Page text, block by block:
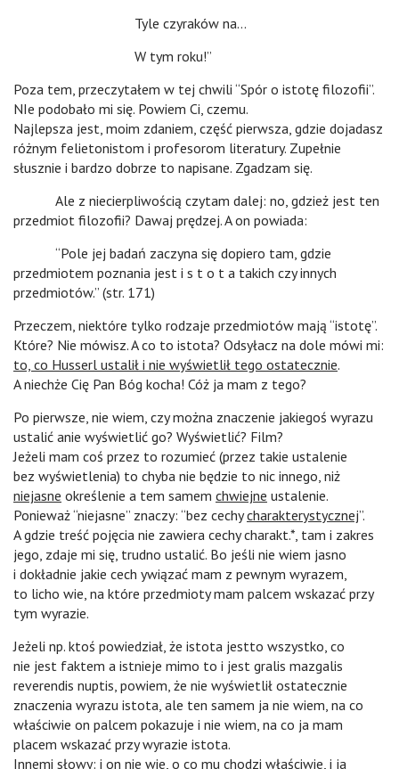
Tyle czyraków na…
W tym roku!”
Poza tem, przeczytałem w tej chwili “Spór o istotę filozofii”.
NIe podobało mi się. Powiem Ci, czemu.
Najlepsza jest, moim zdaniem, część pierwsza, gdzie dojadasz
różnym felietonistom i profesorom literatury. Zupełnie
słusznie i bardzo dobrze to napisane. Zgadzam się.
Ale z niecierpliwością czytam dalej: no, gdzież jest ten
przedmiot filozofii? Dawaj prędzej. A on powiada:
“Pole jej badań zaczyna się dopiero tam, gdzie
przedmiotem poznania jest i s t o t a takich czy innych
przedmiotów.” (str. 171)
Przeczem, niektóre tylko rodzaje przedmiotów mają “istotę”.
Które? Nie mówisz. A co to istota? Odsyłacz na dole mówi mi:
to, co Husserl ustalił i nie wyświetlił tego ostatecznie.
A niechże Cię Pan Bóg kocha! Cóż ja mam z tego?
Po pierwsze, nie wiem, czy można znaczenie jakiegoś wyrazu
ustalić anie wyświetlić go? Wyświetlić? Film?
Jeżeli mam coś przez to rozumieć (przez takie ustalenie
bez wyświetlenia) to chyba nie będzie to nic innego, niż
niejasne określenie a tem samem chwiejne ustalenie.
Ponieważ “niejasne” znaczy: “bez cechycharakterystycznej”.
A gdzie treść pojęcia nie zawiera cechy charakt.*, tam i zakres
jego, zdaje mi się, trudno ustalić. Bo jeśli nie wiem jasno
i dokładnie jakie cech ywiązać mam z pewnym wyrazem,
to licho wie, na które przedmioty mam palcem wskazać przy
tym wyrazie.
Jeżeli np. ktoś powiedział, że istota jestto wszystko, co
nie jest faktem a istnieje mimo to i jest gralis mazgalis
reverendis nuptis, powiem, że nie wyświetlił ostatecznie
znaczenia wyrazu istota, ale ten samem ja nie wiem, na co
właściwie on palcem pokazuje i nie wiem, na co ja mam
placem wskazać przy wyrazie istota.
Innemi słowy: i on nie wie, o co mu chodzi właściwie, i ja